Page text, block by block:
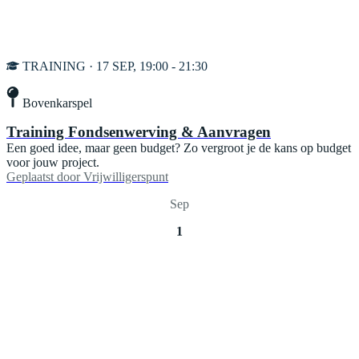
TRAINING · 17 SEP, 19:00 - 21:30
Bovenkarspel
Training Fondsenwerving & Aanvragen
Een goed idee, maar geen budget? Zo vergroot je de kans op budget
voor jouw project.
Geplaatst door Vrijwilligerspunt
Sep
1